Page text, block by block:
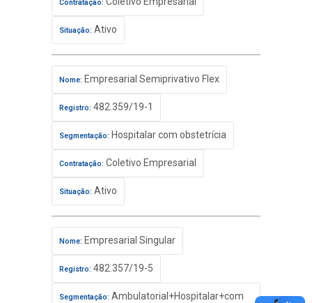
Contratação:
Situação: Ativo
Nome: Empresarial Semiprivativo Flex
Registro: 482.359/19-1
Segmentação: Hospitalar com obstetrícia
Contratação: Coletivo Empresarial
Situação: Ativo
Nome: Empresarial Singular
Registro: 482.357/19-5
Segmentação: Ambulatorial+Hospitalar+com